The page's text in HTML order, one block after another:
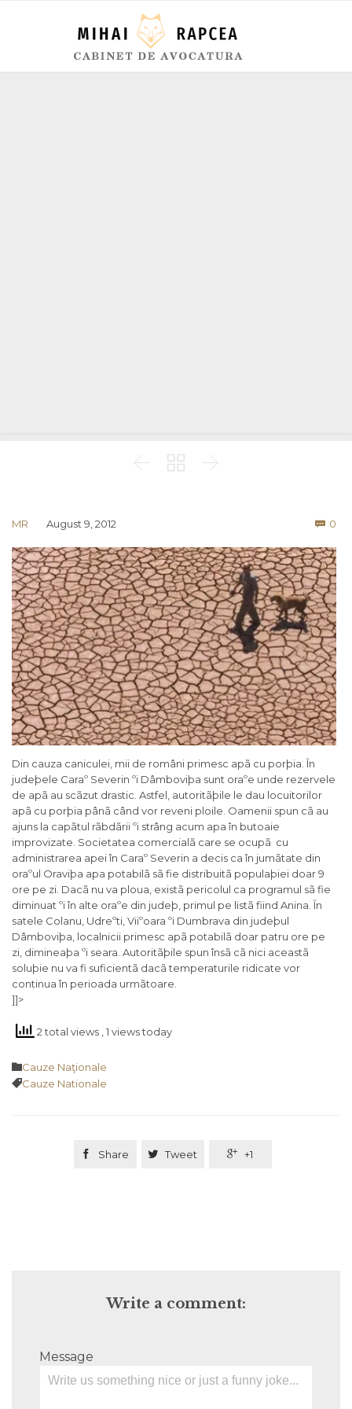
  
MR August 9, 2012  0
Din cauza caniculei, mii de români primesc apã cu porþia. În
judeþele Caraº Severin ºi Dâmboviþa sunt oraºe unde rezervele
de apã au scãzut drastic. Astfel, autoritãþile le dau locuitorilor
apã cu porþia pânã când vor reveni ploile. Oamenii spun cã au
ajuns la capãtul rãbdãrii ºi strâng acum apa în butoaie
improvizate. Societatea comercialã care se ocupã cu
administrarea apei în Caraº Severin a decis ca în jumãtate din
oraºul Oraviþa apa potabilã sã fie distribuitã populaþiei doar 9
ore pe zi. Dacã nu va ploua, existã pericolul ca programul sã fie
diminuat ºi în alte oraºe din judeþ, primul pe listã fiind Anina. În
satele Colanu, Udreºti, Viiºoara ºi Dumbrava din judeþul
Dâmboviþa, localnicii primesc apã potabilã doar patru ore pe
zi, dimineaþa ºi seara. Autoritãþile spun însã cã nici aceastã
soluþie nu va fi suficientã dacã temperaturile ridicate vor
continua în perioada urmãtoare.
]]>
2 total views , 1 views today
Category
Cauze Naţionale
Tags
Cauze Nationale
 Share  Tweet  +1
Write a comment:
Message